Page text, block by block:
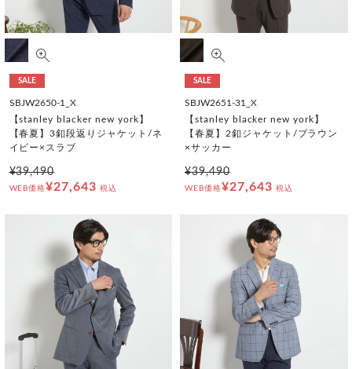
SALE
SBJW2650-1_X
【stanley blacker new york】
【春夏】3釦段返りジャケット/ネ
イビー×スラブ
¥39,490
WEB価格¥27,643 税込
SALE
SBJW2651-31_X
【stanley blacker new york】
【春夏】2釦ジャケット/ブラウン
×サッカー
¥39,490
WEB価格¥27,643 税込